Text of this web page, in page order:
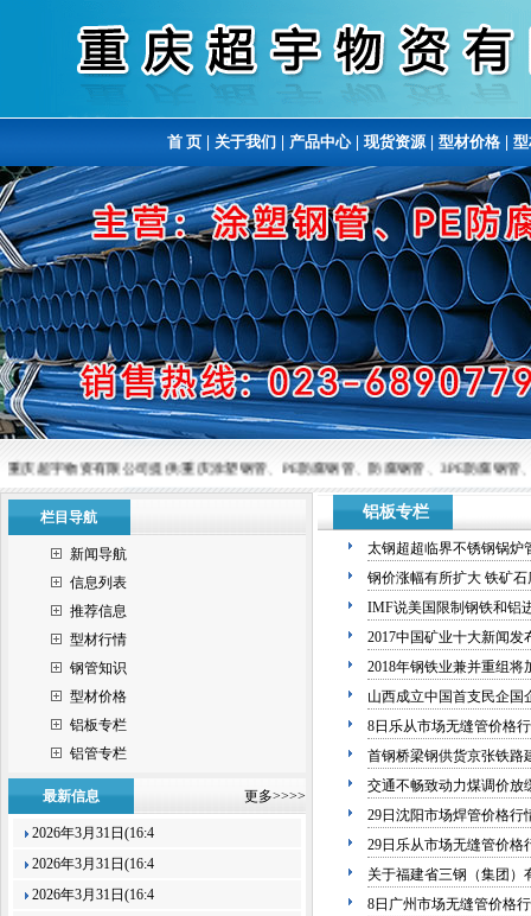
首 页 关于我们 产品中心| 现货资源| 型材价格
重庆超宇物资有限公司提供:重庆涂塑钢管、PE防腐钢管、防腐钢管、3PE防腐钢
栏目导航
新闻导航
信息列表
推荐信息
型材行情
钢管知识
型材价格
铝板专栏
铝管专栏
最新信息 更多>>>>
2026年3月31日(16:4
2026年3月31日(16:4
2026年3月31日(16:4
铝板专栏
太钢超超临界不锈钢锅炉
钢价涨幅有所扩大 铁矿
IMF说美国限制钢铁和铝
2017中国矿业十大新闻发
2018年钢铁业兼并重组将
山西成立中国首支民企国
8日乐从市场无缝管价格
首钢桥梁钢供货京张铁路
交通不畅致动力煤调价放
29日沈阳市场焊管价格行
29日乐从市场无缝管价格
关于福建省三钢（集团）
8日广州市场无缝管价格